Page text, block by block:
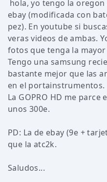
hola, yo tengo la
ebay (modificada con
pez). En youtube si
veras videos de ambas.
fotos que tenga la
Tengo una samsung
bastante mejor que las
en el portainstrumentos.
La GOPRO HD me
unos 300e.
PD: La de ebay (9e +
que la atc2k.
Saludos...